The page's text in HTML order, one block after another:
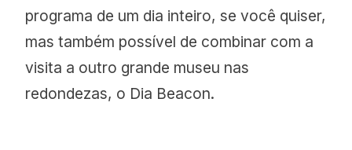
programa de um dia inteiro, se você quiser,
mas também possível de combinar com a
visita a outro grande museu nas
redondezas, o Dia Beacon.